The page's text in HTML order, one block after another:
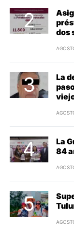
dos
La
La
84